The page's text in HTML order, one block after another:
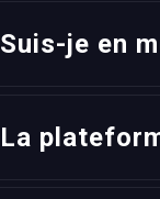
Suis-je en
La